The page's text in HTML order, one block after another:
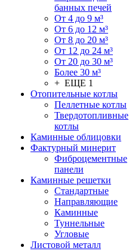
банных печей
От 4 до 9 м³
От 6 до 12 м³
От 8 до 20 м³
От 12 до 24 м³
От 20 до 30 м³
Более 30 м³
+ ЕЩЕ 1
Отопительные котлы
Пеллетные котлы
Твердотопливные
котлы
Каминные облицовки
Фактурный минерит
Фиброцементные
панели
Каминные решетки
Стандартные
Направляющие
Каминные
Туннельные
Угловые
Листовой металл